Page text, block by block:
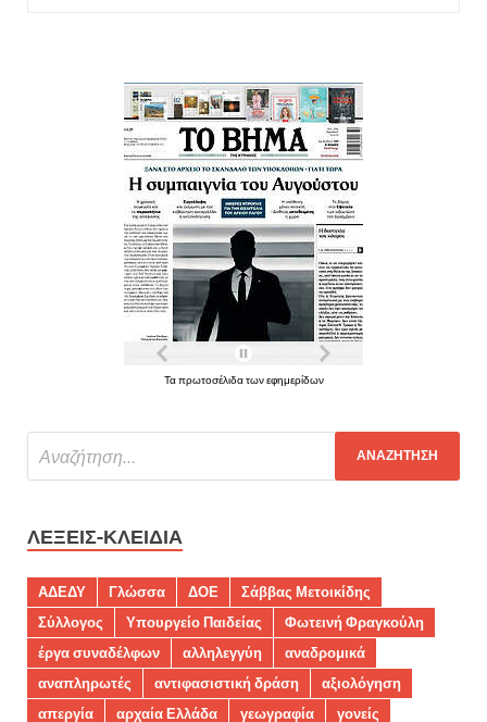
Τα πρωτοσέλιδα των εφημερίδων
ΛΈΞΕΙΣ-ΚΛΕΙΔΙΆ
ΑΔΕΔΥ Γλώσσα ΔΟΕ
Σάββας Μετοικίδης
Σύλλογος
Υπουργείο Παιδείας
Φωτεινή Φραγκούλη
έργα συναδέλφων
αλληλεγγύη
αναδρομικά
αναπληρωτές
αντιφασιστική δράση
αξιολόγηση
απεργία
αρχαία Ελλάδα γεωγραφία
γονείς